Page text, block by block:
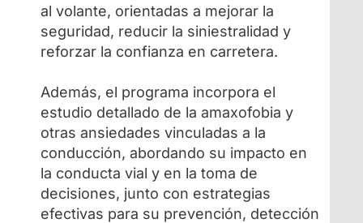
al volante, orientadas a mejorar la
seguridad, reducir la siniestralidad y
reforzar la confianza en carretera.
Además, el programa incorpora el
estudio detallado de la amaxofobia y
otras ansiedades vinculadas a la
conducción, abordando su impacto en
la conducta vial y en la toma de
decisiones, junto con estrategias
efectivas para su prevención, detección